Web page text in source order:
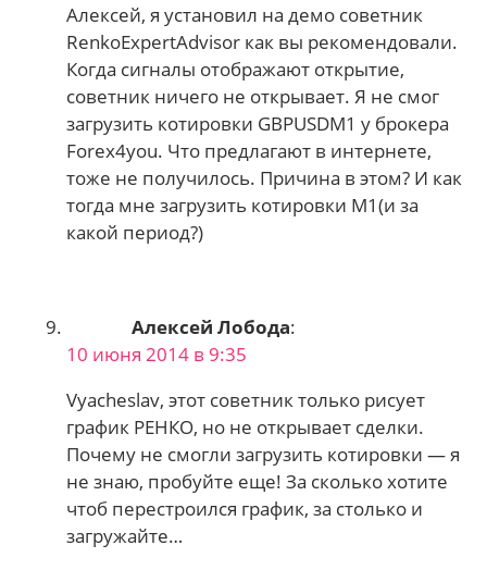
Алексей, я установил на демо советник
RenkoExpertAdvisor как вы рекомендовали.
Когда сигналы отображают открытие,
советник ничего не открывает. Я не смог
загрузить котировки GBPUSDM1 у брокера
Forex4you. Что предлагают в интернете,
тоже не получилось. Причина в этом? И как
тогда мне загрузить котировки М1(и за
какой период?)
Алексей Лобода:
10 июня 2014 в 9:35
Vyacheslav, этот советник только рисует
график РЕНКО, но не открывает сделки.
Почему не смогли загрузить котировки — я
не знаю, пробуйте еще! За сколько хотите
чтоб перестроился график, за столько и
загружайте…